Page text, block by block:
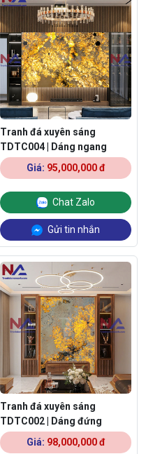
Tranh đá xuyên sáng
TDTC004 | Dáng ngang
Giá: 95,000,000 đ
Chat Zalo
Gửi tin nhắn
Tranh đá xuyên sáng
TDTC002 | Dáng đứng
Giá: 98,000,000 đ